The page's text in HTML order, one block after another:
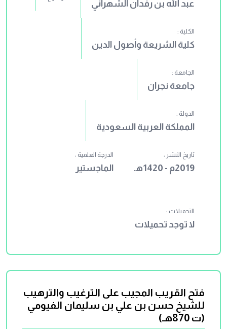
عبد الله بن رفدان الشهراني
الكلية :
كلية الشريعة وأصول الدين
الجامعة :
جامعة نجران
الدولة :
المملكة العربية السعودية
تاريخ النشر :
2019م - 1420هـ
الدرجة العلمية :
الماجستير
التحميلات :
لا توجد تحميلات
فتح القريب المجيب على الترغيب والترهيب
للشيخ حسن بن علي بن سليمان الفيومي
(ت 870هـ)